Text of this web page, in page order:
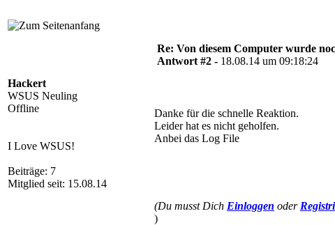
Hackert
WSUS Neuling
Offline
I Love WSUS!
Beiträge: 7
Mitglied seit: 15.08.14
Re: Von diesem Computer wurde
Antwort #2 - 18.08.14 um 09:18:24
Danke für die schnelle Reaktion.
Leider hat es nicht geholfen.
Anbei das Log File
(Du musst Dich Einloggen oder
)